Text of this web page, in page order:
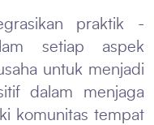
praktik -
setiap aspek
untuk menjadi
dalam menjaga
komunitas tempat